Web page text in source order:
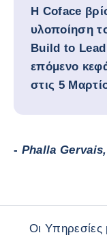
Η Coface
υλοποίηση
Build to Lead
επόμενο
στις 5
- Phalla
Οι Υπηρεσίες